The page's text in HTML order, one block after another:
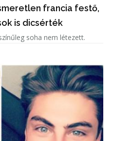
francia festő,
is dicsérték
soha nem létezett.